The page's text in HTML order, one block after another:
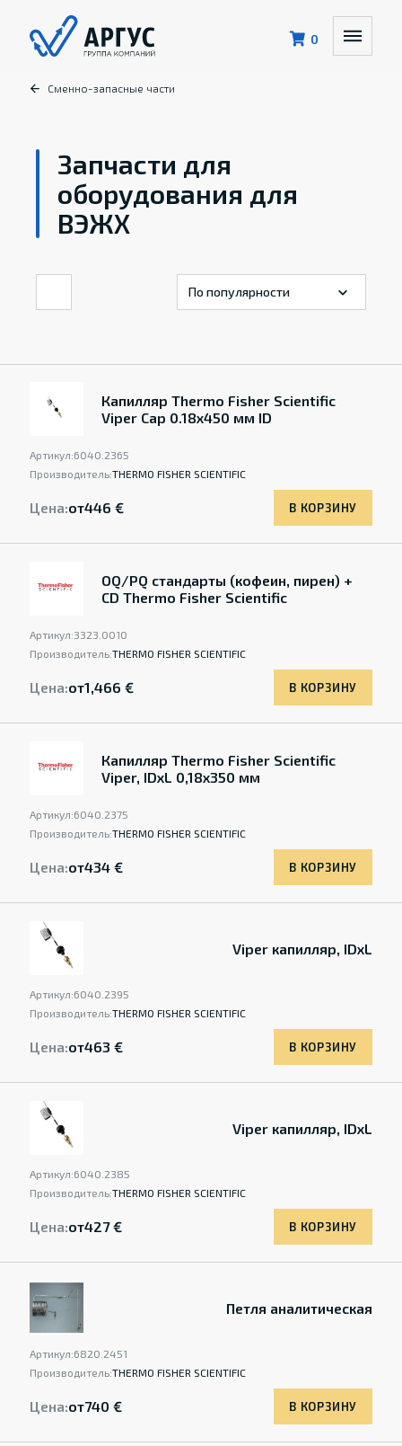
0
Сменно-запасные части
Запчасти для
оборудования для
ВЭЖХ
Капилляр Thermo Fisher Scientific
Viper Cap 0.18x450 мм ID
Артикул:6040.2365
Производитель:THERMO FISHER SCIENTIFIC
Цена:от446 € В КОРЗИНУ
OQ/PQ стандарты (кофеин, пирен) +
CD Thermo Fisher Scientific
Артикул:3323.0010
Производитель:THERMO FISHER SCIENTIFIC
Цена:от1,466 € В КОРЗИНУ
Капилляр Thermo Fisher Scientific
Viper, IDxL 0,18x350 мм
Артикул:6040.2375
Производитель:THERMO FISHER SCIENTIFIC
Цена:от434 € В КОРЗИНУ
Viper капилляр, IDxL
Артикул:6040.2395
Производитель:THERMO FISHER SCIENTIFIC
Цена:от463 € В КОРЗИНУ
Viper капилляр, IDxL
Артикул:6040.2385
Производитель:THERMO FISHER SCIENTIFIC
Цена:от427 € В КОРЗИНУ
Петля аналитическая
Артикул:6820.2451
Производитель:THERMO FISHER SCIENTIFIC
Цена:от740 € В КОРЗИНУ